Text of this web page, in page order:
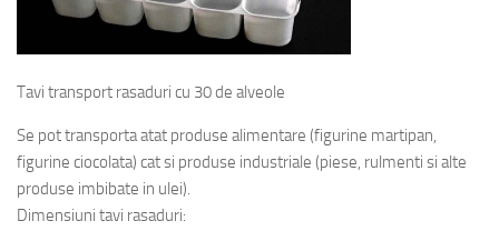
Tavi transport rasaduri cu 30 de alveole
Se pot transporta atat produse alimentare (figurine martipan,
figurine ciocolata) cat si produse industriale (piese, rulmenti si alte
produse imbibate in ulei).
Dimensiuni tavi rasaduri: